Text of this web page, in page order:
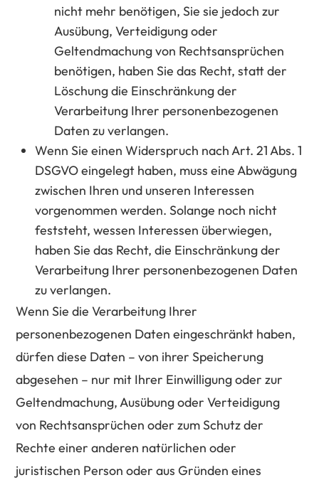
nicht mehr benötigen, Sie sie jedoch zur
Ausübung, Verteidigung oder
Geltendmachung von Rechtsansprüchen
benötigen, haben Sie das Recht, statt der
Löschung die Einschränkung der
Verarbeitung Ihrer personenbezogenen
Daten zu verlangen.
Wenn Sie einen Widerspruch nach Art. 21 Abs. 1
DSGVO eingelegt haben, muss eine Abwägung
zwischen Ihren und unseren Interessen
vorgenommen werden. Solange noch nicht
feststeht, wessen Interessen überwiegen,
haben Sie das Recht, die Einschränkung der
Verarbeitung Ihrer personenbezogenen Daten
zu verlangen.
Wenn Sie die Verarbeitung Ihrer
personenbezogenen Daten eingeschränkt haben,
dürfen diese Daten – von ihrer Speicherung
abgesehen – nur mit Ihrer Einwilligung oder zur
Geltendmachung, Ausübung oder Verteidigung
von Rechtsansprüchen oder zum Schutz der
Rechte einer anderen natürlichen oder
juristischen Person oder aus Gründen eines